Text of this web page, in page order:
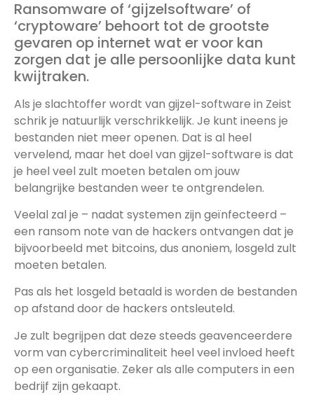
Ransomware of ‘gijzelsoftware’ of
‘cryptoware’ behoort tot de grootste
gevaren op internet wat er voor kan
zorgen dat je alle persoonlijke data kunt
kwijtraken.
Als je slachtoffer wordt van gijzel-software in Zeist
schrik je natuurlijk verschrikkelijk. Je kunt ineens je
bestanden niet meer openen. Dat is al heel
vervelend, maar het doel van gijzel-software is dat
je heel veel zult moeten betalen om jouw
belangrijke bestanden weer te ontgrendelen.
Veelal zal je – nadat systemen zijn geïnfecteerd –
een ransom note van de hackers ontvangen dat je
bijvoorbeeld met bitcoins, dus anoniem, losgeld zult
moeten betalen.
Pas als het losgeld betaald is worden de bestanden
op afstand door de hackers ontsleuteld.
Je zult begrijpen dat deze steeds geavenceerdere
vorm van cybercriminaliteit heel veel invloed heeft
op een organisatie. Zeker als alle computers in een
bedrijf zijn gekaapt.